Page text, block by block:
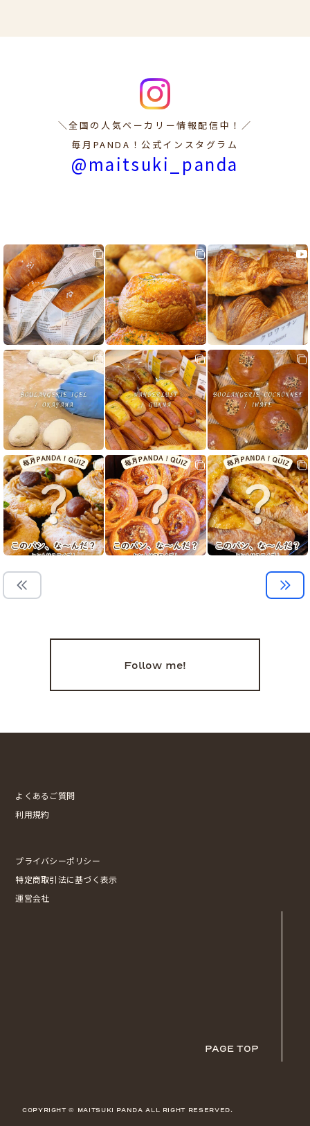
＼全国の人気ベーカリー情報配信中！／
毎月PANDA！公式インスタグラム
@maitsuki_panda
Follow me!
よくあるご質問
利用規約
プライバシーポリシー
特定商取引法に基づく表示
運営会社
PAGE TOP
COPYRIGHT © MAITSUKI PANDA ALL RIGHT RESERVED.